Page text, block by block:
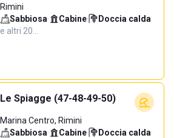
Rimini
Sabbiosa· Cabine· Doccia calda·
e altri 20…
Le Spiagge (47-48-49-50)
Marina Centro, Rimini
Sabbiosa· Cabine· Doccia calda·